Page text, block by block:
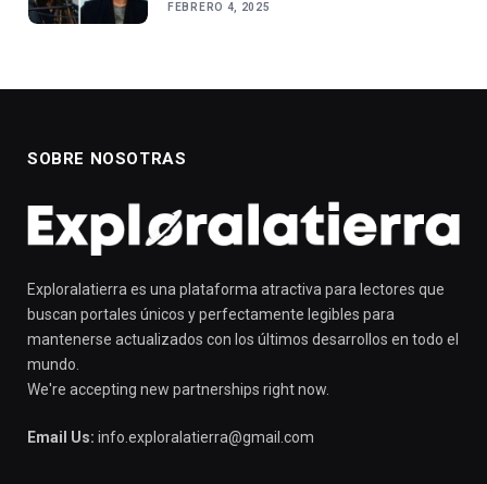
FEBRERO 4, 2025
SOBRE NOSOTRAS
Exploralatierra es una plataforma atractiva para lectores que
buscan portales únicos y perfectamente legibles para
mantenerse actualizados con los últimos desarrollos en todo el
mundo.
We're accepting new partnerships right now.
Email Us: info.exploralatierra@gmail.com